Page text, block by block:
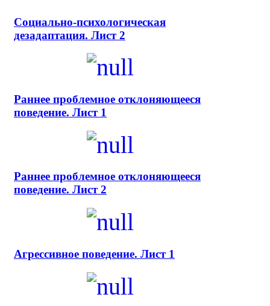
Социально-психологическая
дезадаптация. Лист 2
Раннее проблемное отклоняющееся
поведение. Лист 1
Раннее проблемное отклоняющееся
поведение. Лист 2
Агрессивное поведение. Лист 1